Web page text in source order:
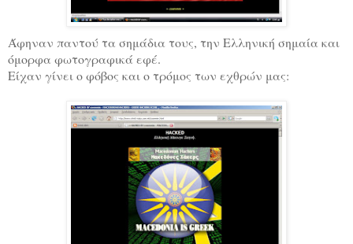
Άφηναν παντού τα σημάδια τους, την Ελληνική σημαία και
όμορφα φωτογραφικά εφέ.
Είχαν γίνει ο φόβος και ο τρόμος των εχθρών μας: